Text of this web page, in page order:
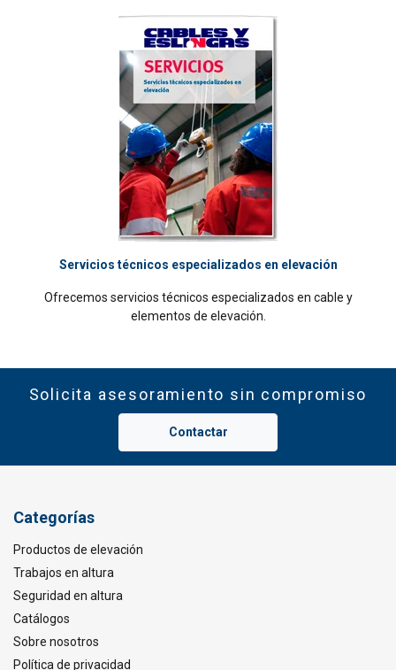
Servicios técnicos especializados en elevación
Ofrecemos servicios técnicos especializados en cable y
elementos de elevación.
Solicita asesoramiento sin compromiso
Contactar
Categorías
Productos de elevación
Trabajos en altura
Seguridad en altura
Catálogos
Sobre nosotros
Política de privacidad